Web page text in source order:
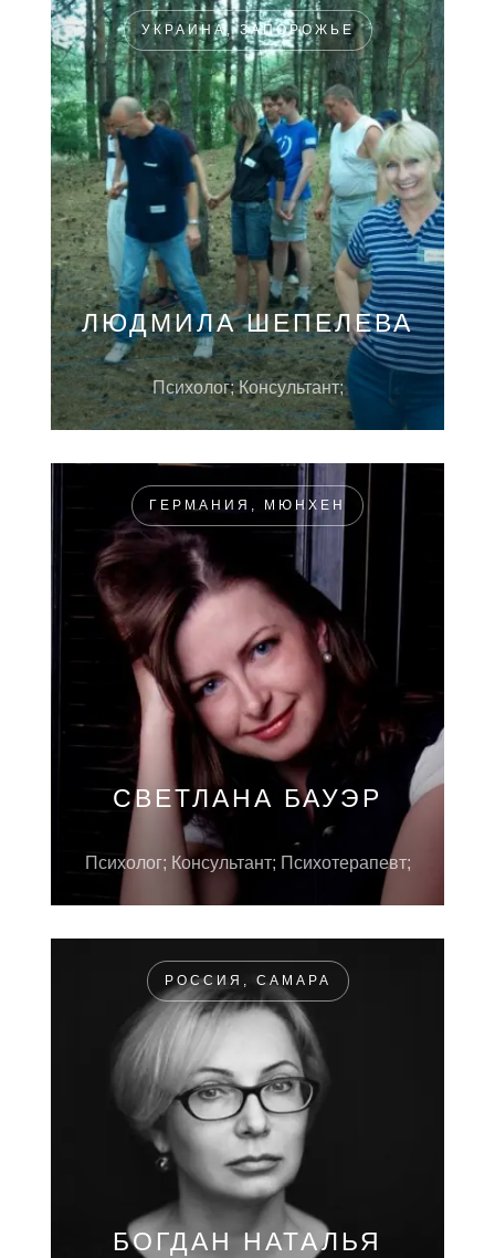
УКРАИНА, ЗАПОРОЖЬЕ
ЛЮДМИЛА ШЕПЕЛЕВА
Психолог; Консультант;
ГЕРМАНИЯ, МЮНХЕН
СВЕТЛАНА БАУЭР
Психолог; Консультант; Психотерапевт;
РОССИЯ, САМАРА
БОГДАН НАТАЛЬЯ